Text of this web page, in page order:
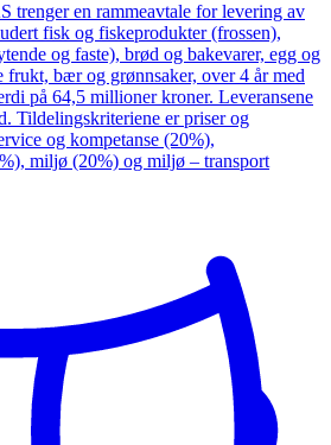
trenger en rammeavtale for levering av
fisk og fiskeprodukter (frossen),
og faste), brød og bakevarer, egg og
frukt, bær og grønnsaker, over 4 år med
på 64,5 millioner kroner. Leveransene
Tildelingskriteriene er priser og
og kompetanse (20%),
miljø (20%) og miljø – transport